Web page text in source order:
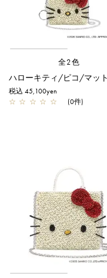
全2色
税込 45,100yen
☆ ☆ ☆ ☆ ☆ (0件)